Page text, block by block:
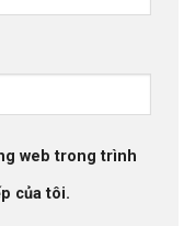
web trong trình
của tôi.